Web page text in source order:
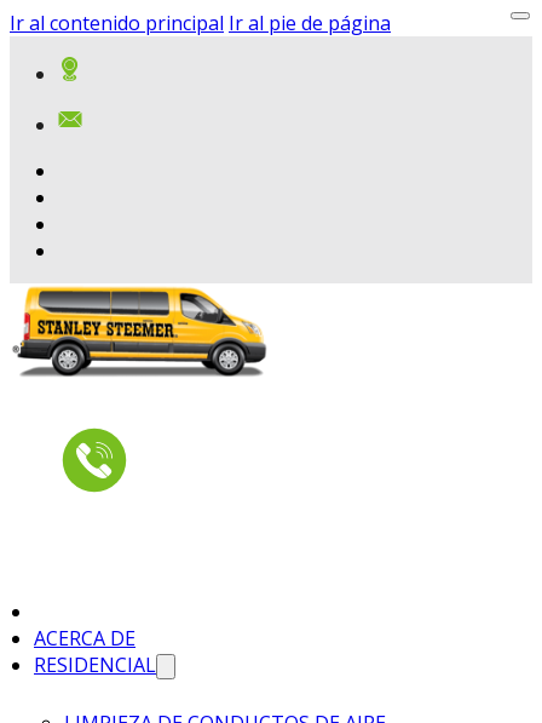
Ir al contenido principal Ir al pie de página
ACERCA DE
RESIDENCIAL